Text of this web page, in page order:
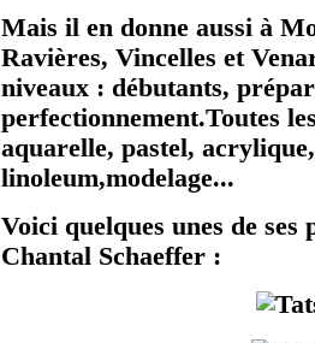
Mais il en donne aussi à
Ravières, Vincelles et
niveaux : débutants,
perfectionnement.Toutes
aquarelle, pastel,
linoleum,modelage...
Voici quelques unes de
Chantal Schaeffer :